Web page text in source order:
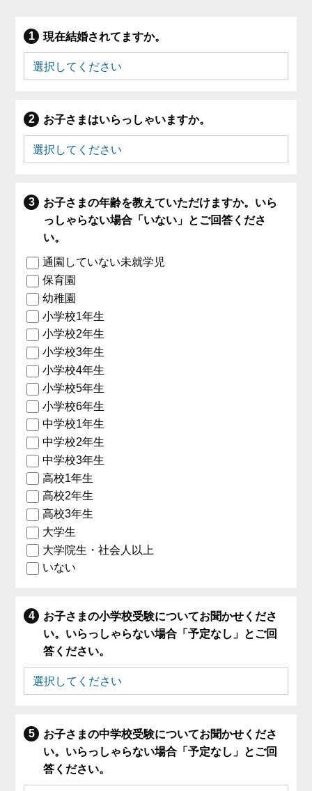
現在結婚されてますか。
お子さまはいらっしゃいますか。
お子さまの年齢を教えていただけますか。いら
っしゃらない場合「いない」とご回答くださ
い。
通園していない未就学児
保育園
幼稚園
小学校1年生
小学校2年生
小学校3年生
小学校4年生
小学校5年生
小学校6年生
中学校1年生
中学校2年生
中学校3年生
高校1年生
高校2年生
高校3年生
大学生
大学院生・社会人以上
いない
お子さまの小学校受験についてお聞かせくださ
い。いらっしゃらない場合「予定なし」とご回
答ください。
お子さまの中学校受験についてお聞かせくださ
い。いらっしゃらない場合「予定なし」とご回
答ください。